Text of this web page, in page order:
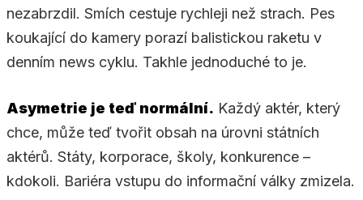
nezabrzdil. Smích cestuje rychleji než strach. Pes
koukající do kamery porazí balistickou raketu v
denním news cyklu. Takhle jednoduché to je.
Asymetrie je teď normální. Každý aktér, který
chce, může teď tvořit obsah na úrovni státních
aktérů. Státy, korporace, školy, konkurence –
kdokoli. Bariéra vstupu do informační války zmizela.